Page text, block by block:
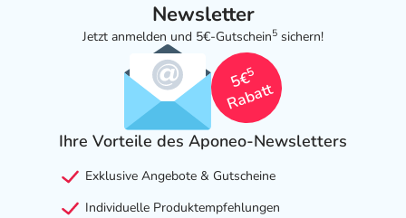
Newsletter
Jetzt anmelden und 5€-Gutschein5 sichern!
5€
5
Rabatt
Ihre Vorteile des Aponeo-Newsletters
Exklusive Angebote & Gutscheine
Individuelle Produktempfehlungen